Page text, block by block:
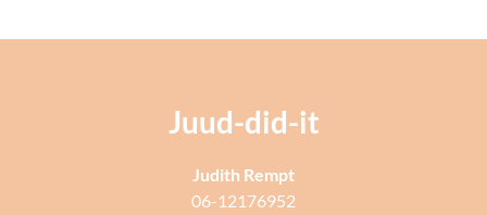
Juud-did-it
Judith Rempt
06-12176952